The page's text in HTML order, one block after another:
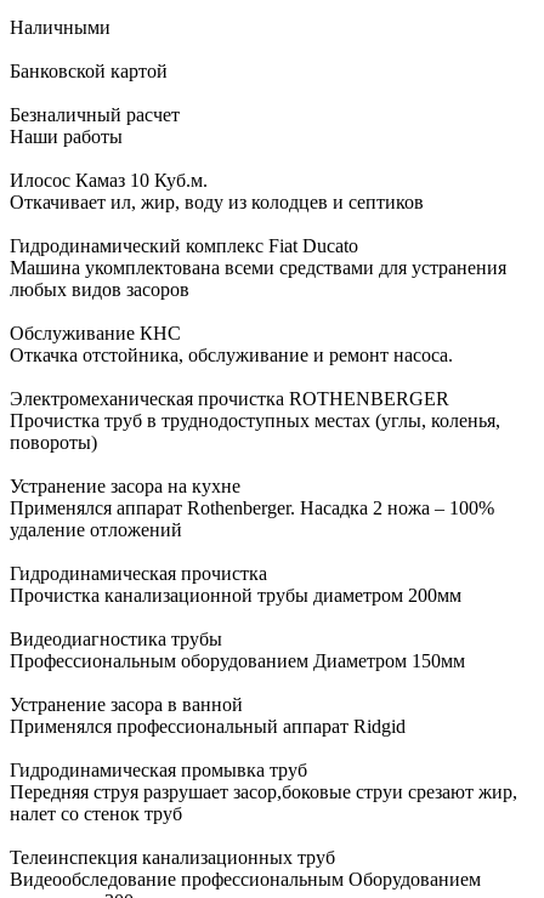
Наличными
Банковской картой
Безналичный расчет
Наши работы
Илосос Камаз 10 Куб.м.
Откачивает ил, жир, воду из колодцев и септиков
Гидродинамический комплекс Fiat Ducato
Машина укомплектована всеми средствами для устранения
любых видов засоров
Обслуживание КНС
Откачка отстойника, обслуживание и ремонт насоса.
Электромеханическая прочистка ROTHENBERGER
Прочистка труб в труднодоступных местах (углы, коленья,
повороты)
Устранение засора на кухне
Применялся аппарат Rothenberger. Насадка 2 ножа – 100%
удаление отложений
Гидродинамическая прочистка
Прочистка канализационной трубы диаметром 200мм
Видеодиагностика трубы
Профессиональным оборудованием Диаметром 150мм
Устранение засора в ванной
Применялся профессиональный аппарат Ridgid
Гидродинамическая промывка труб
Передняя струя разрушает засор,боковые струи срезают жир,
налет со стенок труб
Телеинспекция канализационных труб
Видеообследование профессиональным Оборудованием